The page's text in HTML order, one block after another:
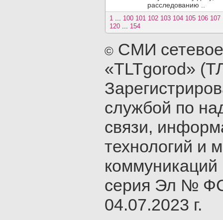
расследованию ..
1 100 101 102 103 104 105 106 107
120
154
© СМИ
«TLTgorod»
службой по
связи,
технологий и
серия Эл №
04.07.2023 г.